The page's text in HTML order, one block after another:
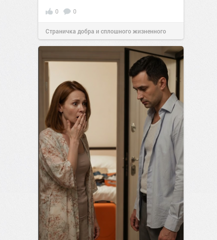
0 0
Страничка добра и сплошного жизненного
позитива!12:38Сегодня